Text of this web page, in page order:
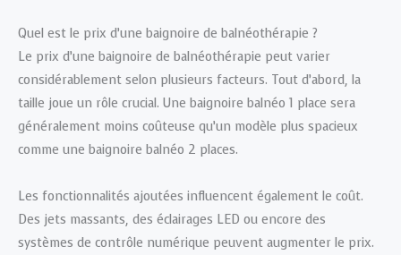
Quel est le prix d’une baignoire de balnéothérapie ?
Le prix d’une baignoire de balnéothérapie peut varier
considérablement selon plusieurs facteurs. Tout d’abord, la
taille joue un rôle crucial. Une baignoire balnéo 1 place sera
généralement moins coûteuse qu’un modèle plus spacieux
comme une baignoire balnéo 2 places.
Les fonctionnalités ajoutées influencent également le coût.
Des jets massants, des éclairages LED ou encore des
systèmes de contrôle numérique peuvent augmenter le prix.